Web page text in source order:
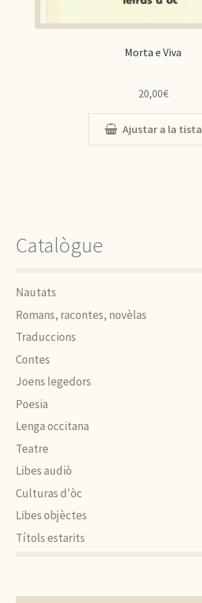
Morta e Viva
20,00€
Ajustar a la tista
Catalògue
Nautats
Romans, racontes, novèlas
Traduccions
Contes
Joens legedors
Poesia
Lenga occitana
Teatre
Libes audiò
Culturas d'òc
Libes objèctes
Títols estarits